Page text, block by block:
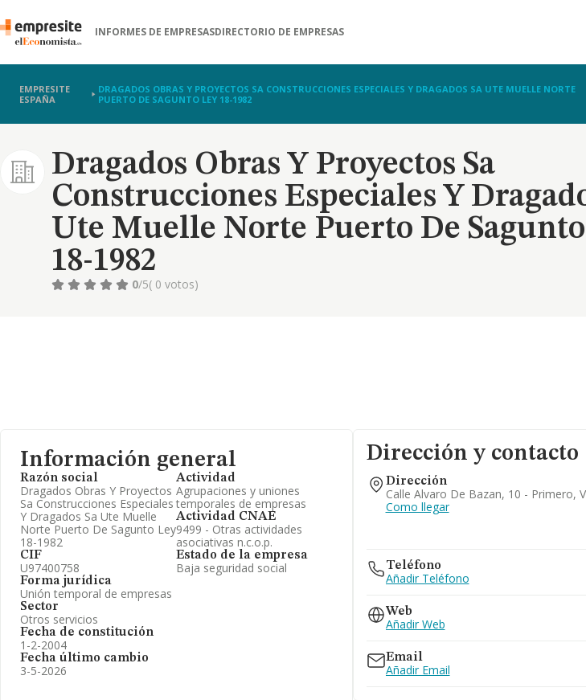
INFORMES DE EMPRESASDIRECTORIO DE EMPRESAS
EMPRESITE
ESPAÑA
DRAGADOS OBRAS Y PROYECTOS SA CONSTRUCCIONES ESPECIALES Y DRAGADOS SA UTE MUELLE NORTE
PUERTO DE SAGUNTO LEY 18-1982
Dragados Obras Y Proyectos Sa
Construcciones Especiales Y
Ute Muelle Norte Puerto De
18-1982
0/5( 0 votos)
Información general
Razón social
Dragados Obras Y Proyectos
Sa Construcciones Especiales
Y Dragados Sa Ute Muelle
Norte Puerto De Sagunto Ley
18-1982
CIF
U97400758
Forma jurídica
Unión temporal de empresas
Sector
Otros servicios
Fecha de constitución
1-2-2004
Fecha último cambio
3-5-2026
Actividad
Agrupaciones y uniones
temporales de empresas
Actividad CNAE
9499 - Otras actividades
asociativas n.c.o.p.
Estado de la empresa
Baja seguridad social
Dirección y contacto
Dirección
Calle Alvaro De Bazan, 10 - Primero,
Como llegar
Teléfono
Añadir Teléfono
Web
Añadir Web
Email
Añadir Email